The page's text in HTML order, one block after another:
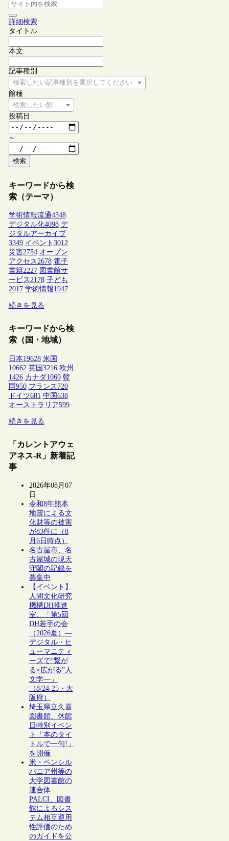
詳細検索
タイトル
本文
記事種別
検索したい記事種別を選択してください
館種
検索したい館種を選択してください
投稿日
～
検索
キーワードから検
索（テーマ）
学術情報流通4348
デジタル化4098 デ
ジタルアーカイブ
3349 イベント 3012
災害2754 オープン
アクセス2678 電子
書籍2227 図書館サ
ービス2178 子ども
2017 学術情報1947
続きを見る
キーワードから検
索（国・地域）
日本19628 米国
10662 英国 3216 欧州
1426 カナダ1069 韓
国 950 フランス 720
ドイツ681 中国 638
オーストラリア599
続きを見る
「カレントアウェ
アネス-R」新着記
事
2026年08月07
日
令和8年熊本
地震による文
化財等の被害
が83件に（8
月6日時点）
名古屋市、名
古屋城の現天
守閣の記録を
募集中
【イベント】
人間文化研究
機構DH推進
室、「第5回
DH若手の会
（2026夏）―
デジタル・ヒ
ューマニティ
ーズで“繋が
る×広がる”人
文学―」
（8/24-25・大
阪府）
埼玉県立久喜
図書館、休館
日特別イベン
ト「本のタイ
トルで一句!」
を開催
米・ペンシル
バニア州等の
大学図書館の
連合体
PALCI、図書
館によるシス
テム相互運用
性評価のため
のガイドを公